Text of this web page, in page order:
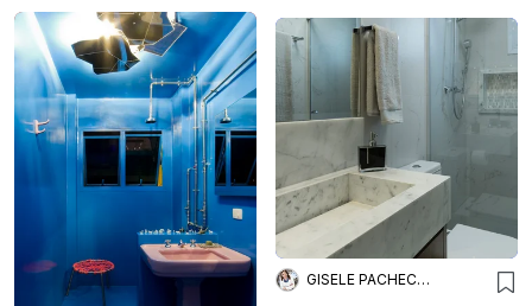
GISELE PACHECO ARQUITETURA E INTERIORES